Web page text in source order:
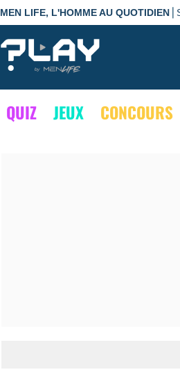
MEN LIFE, L'HOMME AU QUOTIDIEN |
QUIZ JEUX CONCOURS